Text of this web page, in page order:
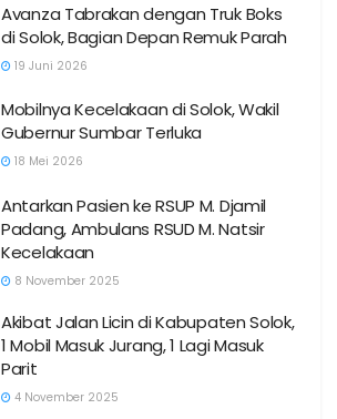
Avanza Tabrakan dengan Truk Boks
di Solok, Bagian Depan Remuk Parah
19 Juni 2026
Mobilnya Kecelakaan di Solok, Wakil
Gubernur Sumbar Terluka
18 Mei 2026
Antarkan Pasien ke RSUP M. Djamil
Padang, Ambulans RSUD M. Natsir
Kecelakaan
8 November 2025
Akibat Jalan Licin di Kabupaten Solok,
1 Mobil Masuk Jurang, 1 Lagi Masuk
Parit
4 November 2025